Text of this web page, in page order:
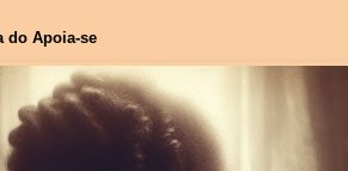
do Apoia-se